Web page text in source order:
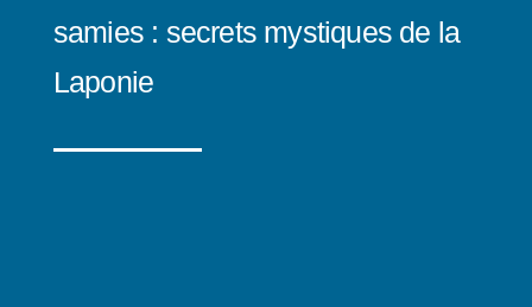
samies : secrets mystiques de la
Laponie